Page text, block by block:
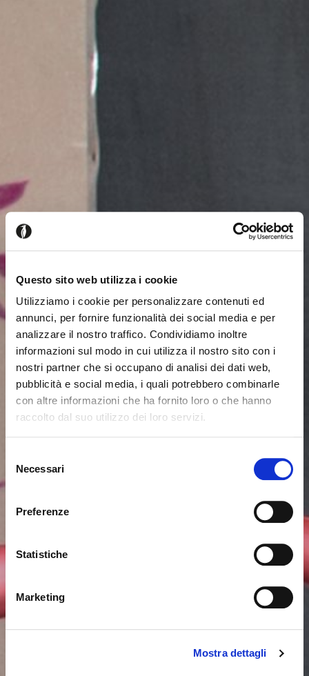
Questo sito web utilizza i cookie
Utilizziamo i cookie per personalizzare contenuti ed
annunci, per fornire funzionalità dei social media e per
analizzare il nostro traffico. Condividiamo inoltre
informazioni sul modo in cui utilizza il nostro sito con i
nostri partner che si occupano di analisi dei dati web,
pubblicità e social media, i quali potrebbero combinarle
con altre informazioni che ha fornito loro o che hanno
raccolto dal suo utilizzo dei loro servizi.
del
consenso
Necessari
Preferenze
Statistiche
Marketing
Mostra dettagli
Es scheint, dass Sie aus einem Schliessen
Möchten Sie zur Website in Vereinigte Staaten